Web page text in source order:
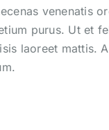
venenatis
purus. Ut et
laoreet mattis.